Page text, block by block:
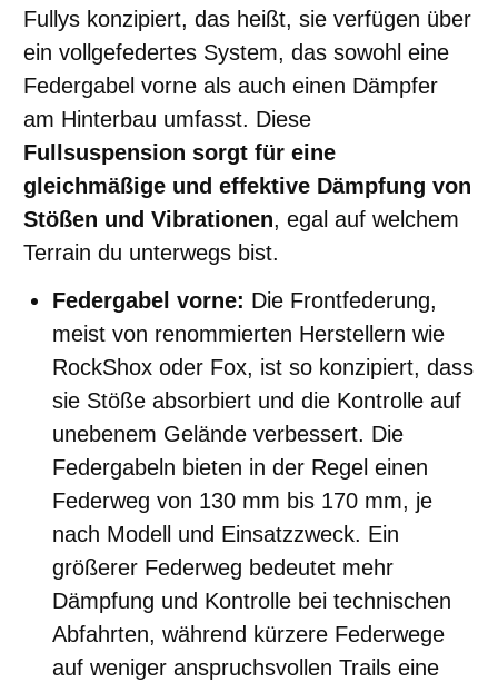
Fullys konzipiert, das heißt, sie verfügen über
ein vollgefedertes System, das sowohl eine
Federgabel vorne als auch einen Dämpfer
am Hinterbau umfasst. Diese
Fullsuspension sorgt für eine
gleichmäßige und effektive Dämpfung von
Stößen und Vibrationen, egal auf welchem
Terrain du unterwegs bist.
Federgabel vorne: Die Frontfederung,
meist von renommierten Herstellern wie
RockShox oder Fox, ist so konzipiert, dass
sie Stöße absorbiert und die Kontrolle auf
unebenem Gelände verbessert. Die
Federgabeln bieten in der Regel einen
Federweg von 130 mm bis 170 mm, je
nach Modell und Einsatzzweck. Ein
größerer Federweg bedeutet mehr
Dämpfung und Kontrolle bei technischen
Abfahrten, während kürzere Federwege
auf weniger anspruchsvollen Trails eine